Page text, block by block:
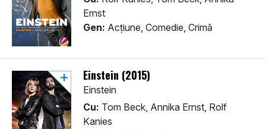
Ernst
Gen: Acţiune, Comedie, Crimă
Einstein (2015)
Einstein
Cu: Tom Beck, Annika Ernst, Rolf
Kanies